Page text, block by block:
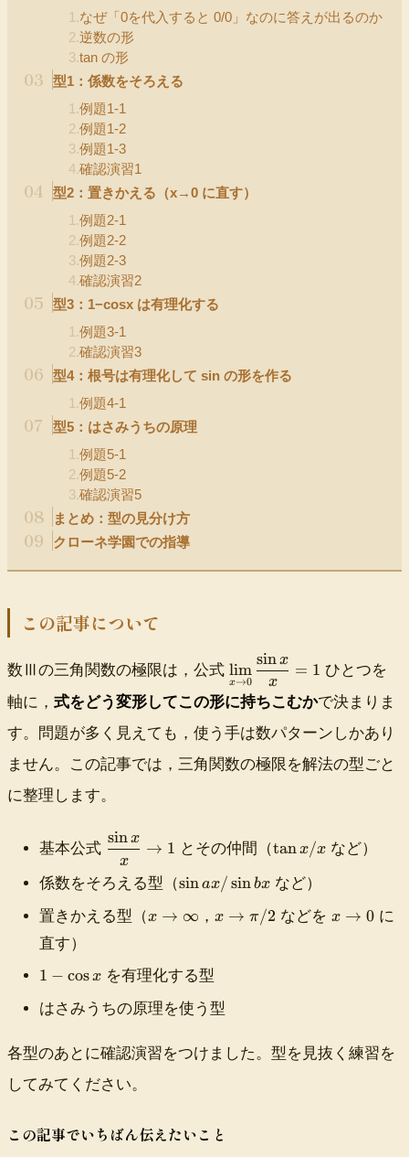
1 .なぜ「0を代入すると 0/0」なのに答えが出るのか
2.逆数の形
3.tan の形
03
型1：係数をそろえる
1 .例題1-1
2.例題1-2
3.例題1-3
4.確認演習1
04
型2：置きかえる（x→0 に直す）
1 .例題2-1
2.例題2-2
3.例題2-3
4.確認演習2
05
型3：1−cosx は有理化する
1 .例題3-1
2.確認演習3
06
型4：根号は有理化して sin の形を作る
1 .例題4-1
07
型5：はさみうちの原理
1 .例題5-1
2.例題5-2
3.確認演習5
08 まとめ：型の見分け方
09 クローネ学園での指導
この記事について
数Ⅲの三角関数の極限は，公式 \
di
s
a
y
st
i
m
_
{
\f
r
x→0
lim
x
sinx
= 1 ひとつを
軸に， 式をどう変形してこの形に持ちこむかで決まりま
す。問題が多く見えても，使う手は数パターンしかあり
ません。この記事では，三角関数の極限を解法の型ごと
に整理します。
基本公式 \
f
a
\
i
x
{
}
x
sinx
→ 1 とその仲間（\
t
a
x
tanx/x など）
係数をそろえる型（\
i
x
\
i
sinax/sinbx など）
置きかえる型（x
o
i
f
t
x → ∞ ，x
p
/
2
x → π/2 などを x
x → 0に
直す）
1
\
o
x
1 − cosx を有理化する型
はさみうちの原理を使う型
各型のあとに確認演習をつけました。型を見抜く練習を
してみてください。
この記事でいちばん伝えたいこと